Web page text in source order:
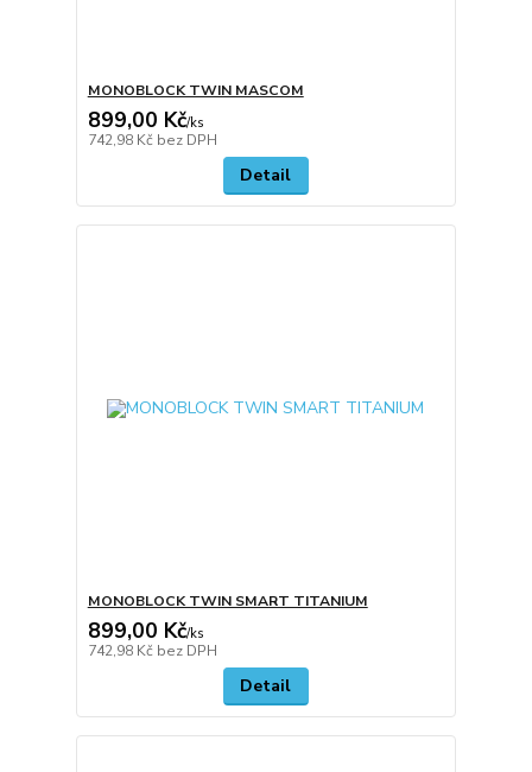
MONOBLOCK TWIN MASCOM
899,00 Kč/ks
742,98 Kč bez DPH
Detail
MONOBLOCK TWIN SMART TITANIUM
899,00 Kč/ks
742,98 Kč bez DPH
Detail